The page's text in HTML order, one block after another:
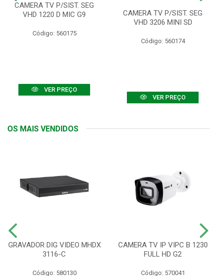
CAMERA TV P/SIST. SEG
VHD 1220 D MIC G9
Código: 560175
VER PREÇO
CAMERA TV P/SIST. SEG
VHD 3206 MINI SD
Código: 560174
VER PREÇO
OS MAIS VENDIDOS
GRAVADOR DIG VIDEO MHDX
3116-C
Código: 580130
CAMERA TV IP VIPC B 1230
FULL HD G2
Código: 570041